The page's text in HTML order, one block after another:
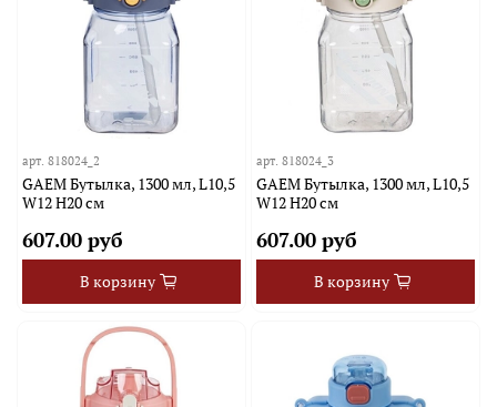
арт.818024_2
GAEM Бутылка, 1300 мл, L10,5
W12 H20 см
607.00 руб
В корзину
арт. 818024_3
GAEM Бутылка, 1300 мл, L10,5
W12 H20 см
607.00 руб
В корзину